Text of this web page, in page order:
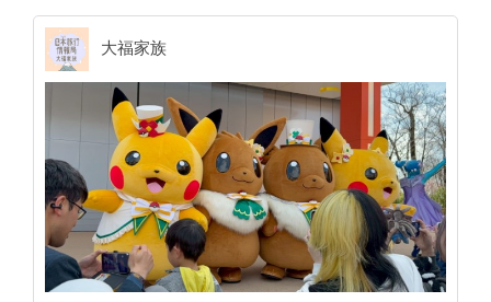
卷吃午餐，等15:15的花卷溫泉紅葉館的飯店接駁車。結
果在新花卷站準備要去花卷時，發現釜石線班次很少
（我本來以為很多）。而且從新幹線去釜石線要走地下
道，有長長的樓梯，行李箱太重難搬就算了，重點是我
無法及時趕到15:15的接駁車。 無法趕到接駁車讓我有
點緊張，靈機一動，求救服務中心的人員，我們透過手
機翻譯成功溝通，她幫我打電話給飯店，改成新花卷站
接駁！員工真的是很親切，慢慢等我用手機翻譯，現場
回答問券，還送我一個小徽章。 在新花卷站拖那麼久就
是因為外面太好拍了。然後看到日文介紹又要用手機查
一下內容，不知不覺時間就過了，沒有去花卷車站銀河
あかり）」於2024年上路，由曾獲得有鐵道界諾貝爾獎
美譽的 Brunel Awards 設計師川西康之操刀，2025立刻
榮獲日本設計大獎「Good Disgn」，今年春天正式解鎖
全新行駛路線，03/20起首度串聯歷史文化濃厚的廣島、
世界遺產宮島以及坐擁錦帶橋絕景的岩國，讓這列穿梭
在山海間的「移動式工藝博物館」，邀請旅人在花季中
西行，細細感受瀨戶內海特有的優雅。 ▲列車內裝配備
有360度旋轉的獨立座椅與寬敞包廂。 圖：JR西日本
台灣推廣事務所／提供 「Hana Akari」命名寓意為「為
地方點燈，讓當地綻放光采」，宛如一盞明燈，以「連
結旅客與當地的緣分」為核心理念，匯集西日本的美
大福家族